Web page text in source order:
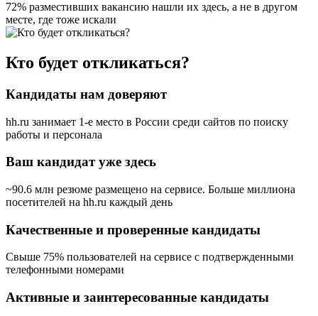
72% разместивших вакансию нашли их здесь, а не в другом
месте, где тоже искали
Кто будет откликаться?
Кандидаты нам доверяют
hh.ru занимает 1-е место в России среди сайтов по поиску
работы и персонала
Ваш кандидат уже здесь
~90.6 млн резюме размещено на сервисе. Больше миллиона
посетителей на hh.ru каждый день
Качественные и проверенные кандидаты
Свыше 75% пользователей на сервисе с подтвержденными
телефонными номерами
Активные и заинтересованные кандидаты